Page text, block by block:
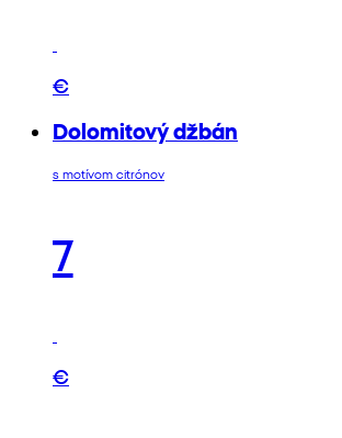
€
Dolomitový džbán
s motívom citrónov
7
€